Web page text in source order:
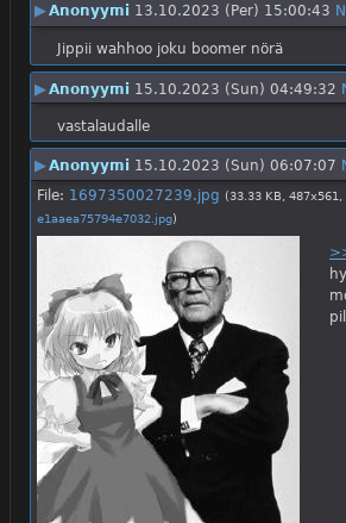
▶Anonyymi 13.10.2023 (Per) 15:00:43
Jippii wahhoo joku boomer nörä
▶Anonyymi 15.10.2023 (Sun) 04:49:32
vastalaudalle
▶Anonyymi 15.10.2023 (Sun) 06:07:07
File: 1697350027239.jpg (33.33 KB, 487x561,
e1aaea75794e7032.jpg)